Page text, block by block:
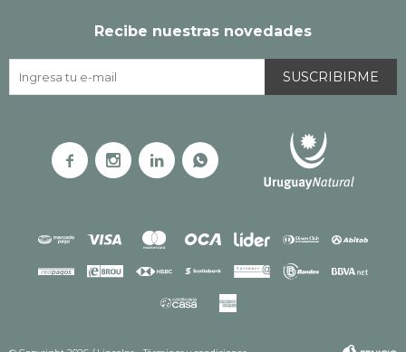
Recibe nuestras novedades
SUSCRIBIRME
   